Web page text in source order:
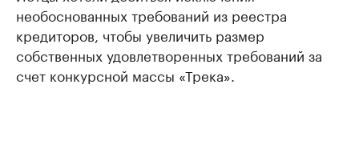
необоснованных требований из реестра
кредиторов, чтобы увеличить размер
собственных удовлетворенных требований за
счет конкурсной массы «Трека».